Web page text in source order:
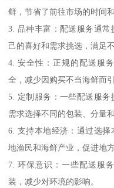
鲜，节省了前往市场的时间和
3. 品种丰富：配送服务通
己的喜好和需求挑选，满足
4. 安全性：正规的配送服
全，减少因购买不当海鲜而
5. 定制服务：一些配送服
需求选择不同的包装、分量
6. 支持本地经济：通过选
地渔民和海鲜产业，促进地
7. 环保意识：一些配送服
装，减少对环境的影响。